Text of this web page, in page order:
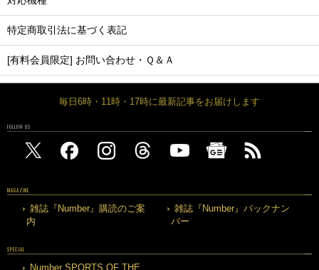
特定商取引法に基づく表記
[有料会員限定] お問い合わせ・Ｑ＆Ａ
毎日6時・11時・17時に最新記事をお届けします
FOLLOW US
MAGAZINE
雑誌『Number』購読のご案
内
雑誌『Number』バックナン
バー
SPECIAL